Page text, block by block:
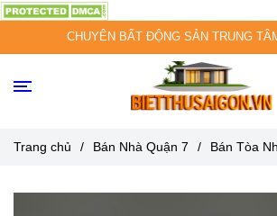
CHUYÊN BẤT ĐỘNG SẢN TRUNG
Trang chủ / Bán Nhà Quận 7 / Bán Tòa